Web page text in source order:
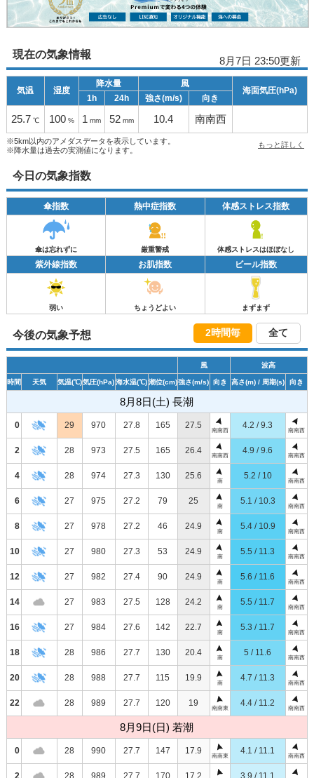
現在の気象情報
8月7日 23:50更新
気温 湿度
降水量 風
海面気圧(hPa)
1h 24h 強さ(m/s) 向き
25.7 ℃ 100 % 1 mm 52 mm 10.4 南南西
※5km以内のアメダスデータを表示しています。
※降水量は過去の実測値になります。
もっと詳しく
今日の気象指数
傘指数 熱中症指数 体感ストレス指数
傘は忘れずに 厳重警戒 体感ストレスはほぼなし
紫外線指数 お肌指数 ビール指数
弱い ちょうどよい まずまず
今後の気象予想 2時間毎 全て
風 波高
時間 天気 気温(℃)気圧(hPa) 海水温(℃)潮位(cm)強さ(m/s) 向き 高さ(m)/ 周期(s) 向き
8月8日(土) 長潮
0 29 970 27.8 165 27.5
南南西
4.2 / 9.3
南南西
2 28 973 27.5 165 26.4
南南西
4.9 / 9.6
南南西
4 28 974 27.3 130 25.6
南
5.2 / 10
南南西
6 27 975 27.2 79 25
南
5.1 / 10.3
南南西
8 27 978 27.2 46 24.9
南
5.4 / 10.9
南南西
10 27 980 27.3 53 24.9
南
5.5 / 11.3
南南西
12 27 982 27.4 90 24.9
南
5.6 / 11.6
南南西
14 27 983 27.5 128 24.2
南
5.5 / 11.7
南南西
16 27 984 27.6 142 22.7
南
5.3 / 11.7
南南西
18 28 986 27.7 130 20.4
南
5 / 11.6
南南西
20 28 988 27.7 115 19.9
南
4.7 / 11.3
南南西
22 28 989 27.7 120 19
南南東
4.4 / 11.2
南南西
8月9日(日) 若潮
0 28 990 27.7 147 17.9
南南東
4.1 / 11.1
南南西
2 28 989 27.7 170 17.2 3.9 / 11.1